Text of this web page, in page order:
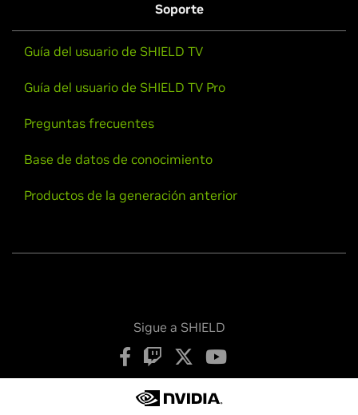
Soporte
Guía del usuario de SHIELD TV
Guía del usuario de SHIELD TV Pro
Preguntas frecuentes
Base de datos de conocimiento
Productos de la generación anterior
Sigue a SHIELD